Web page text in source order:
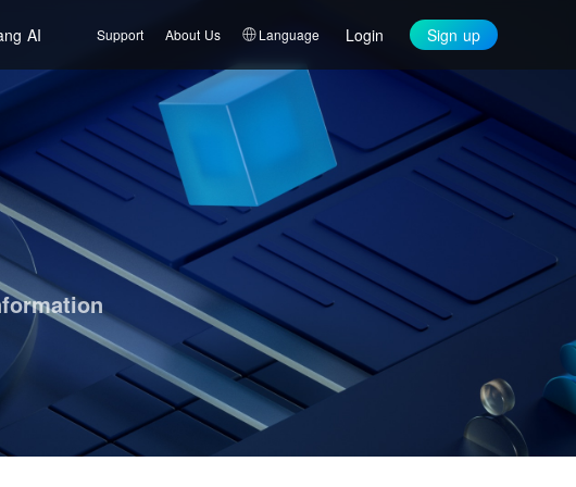
AI Support About Us Language Login Sign up